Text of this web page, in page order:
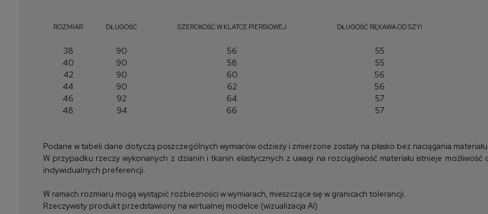
ROZMIAR DŁUGOŚĆ SZEROKOŚĆ W KLATCE PIERSIOWEJ DŁUGOŚĆ RĘKAWA OD SZYI
38 90 56
55
40
90 58
55
42
90 60
56
44
90 62
56
46
92 64
57
48
94 66 57
Podane w tabeli dane dotyczą poszczególnych wymiarów odzieży i zmierzone zostały na płasko bez naciągania
W przypadku rzeczy wykonanych z dzianin i tkanin elastycznych z uwagi na rozciągliwość materiału istnieje
indywidualnych preferencji.
W ramach rozmiaru mogą wystąpić rozbieżności w wymiarach, mieszczące się w granicach tolerancji.
Rzeczywisty produkt przedstawiony na wirtualnej modelce (wizualizacja AI)